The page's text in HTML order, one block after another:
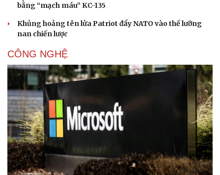
bằng “mạch máu” KC-135
Khủng hoảng tên lửa Patriot đẩy NATO vào thế lưỡng
nan chiến lược
CÔNG NGHỆ